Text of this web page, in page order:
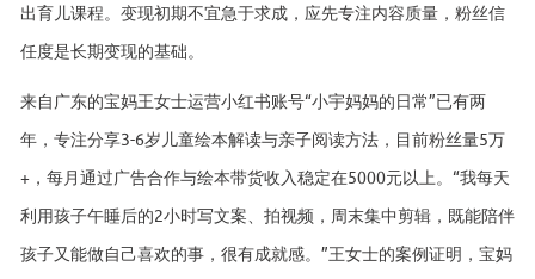
出育儿课程。变现初期不宜急于求成，应先专注内容质量，粉丝信
任度是长期变现的基础。
来自广东的宝妈王女士运营小红书账号“小宇妈妈的日常”已有两
年，专注分享3-6岁儿童绘本解读与亲子阅读方法，目前粉丝量5万
+，每月通过广告合作与绘本带货收入稳定在5000元以上。“我每天
利用孩子午睡后的2小时写文案、拍视频，周末集中剪辑，既能陪伴
孩子又能做自己喜欢的事，很有成就感。”王女士的案例证明，宝妈